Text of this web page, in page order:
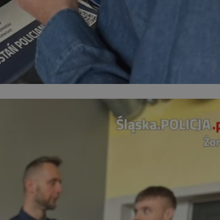
sesji.
sesji.
sesji.
ludzi i
internetowej,
raportów
internetowej.
identyfikatora
do usług
czy użytkownik
lub reklamy.
o zgodzie
dotyczących
z witryny.
prywatności
przestrzeganie